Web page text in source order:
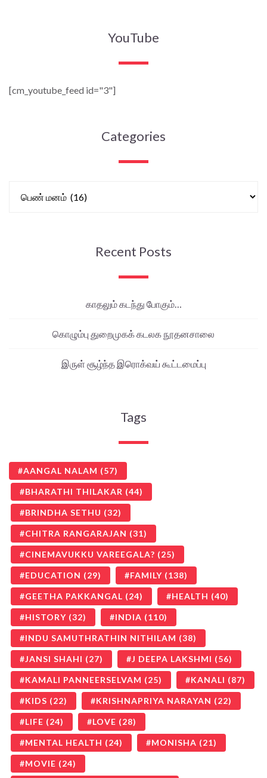
YouTube
[cm_youtube_feed id="3"]
Categories
Recent Posts
காதலும் கடந்து போகும்…
கொழும்பு துறைமுகக் கடலக நூதனசாலை
இருள் சூழ்ந்த இரொக்வய் கூட்டமைப்பு
Tags
AANGAL NALAM (57)
BHARATHI THILAKAR (44)
BRINDHA SETHU (32)
CHITRA RANGARAJAN (31)
CINEMAVUKKU VAREEGALA? (25)
EDUCATION (29) FAMILY (138)
GEETHA PAKKANGAL (24) HEALTH (40)
HISTORY (32) INDIA (110)
INDU SAMUTHRATHIN NITHILAM (38)
JANSI SHAHI (27) J DEEPA LAKSHMI (56)
KAMALI PANNEERSELVAM (25) KANALI (87)
KIDS (22) KRISHNAPRIYA NARAYAN (22)
LIFE (24) LOVE (28)
MENTAL HEALTH (24) MONISHA (21)
MOVIE (24)